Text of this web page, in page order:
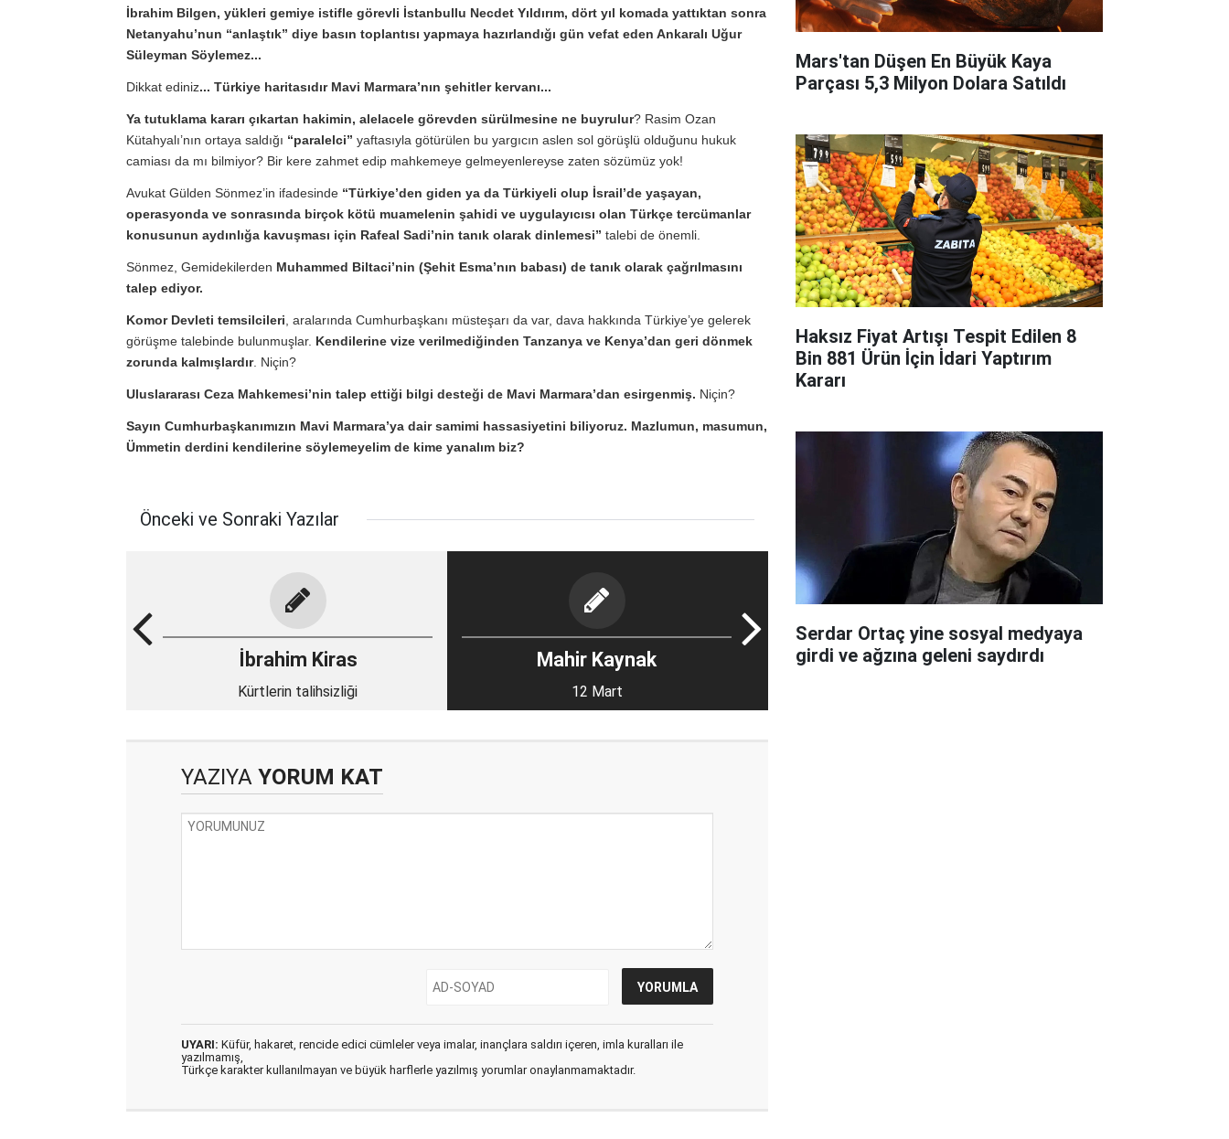
İbrahim Bilgen, yükleri gemiye istifle görevli İstanbullu Necdet Yıldırım, dört yıl komada yattıktan sonra
Netanyahu’nun “anlaştık” diye basın toplantısı yapmaya hazırlandığı gün vefat eden Ankaralı Uğur
Süleyman Söylemez...
Dikkat ediniz... Türkiye haritasıdır Mavi Marmara’nın şehitler kervanı...
Ya tutuklama kararı çıkartan hakimin, alelacele görevden sürülmesine ne buyrulur? Rasim Ozan
Kütahyalı’nın ortaya saldığı “paralelci” yaftasıyla götürülen bu yargıcın aslen sol görüşlü olduğunu hukuk
camiası da mı bilmiyor? Bir kere zahmet edip mahkemeye gelmeyenlereyse zaten sözümüz yok!
Avukat Gülden Sönmez’in ifadesinde “Türkiye’den giden ya da Türkiyeli olup İsrail’de yaşayan,
operasyonda ve sonrasında birçok kötü muamelenin şahidi ve uygulayıcısı olan Türkçe tercümanlar
konusunun aydınlığa kavuşması için Rafeal Sadi’nin tanık olarak dinlemesi” talebi de önemli.
Sönmez, Gemidekilerden Muhammed Biltaci’nin (Şehit Esma’nın babası) de tanık olarak çağrılmasını
talep ediyor.
Komor Devleti temsilcileri , aralarında Cumhurbaşkanı müsteşarı da var, dava hakkında Türkiye’ye gelerek
görüşme talebinde bulunmuşlar. Kendilerine vize verilmediğinden Tanzanya ve Kenya’dan geri dönmek
zorunda kalmışlardır. Niçin?
Uluslararası Ceza Mahkemesi’nin talep ettiği bilgi desteği de Mavi Marmara’dan esirgenmiş. Niçin?
Sayın Cumhurbaşkanımızın Mavi Marmara’ya dair samimi hassasiyetini biliyoruz. Mazlumun, masumun,
Ümmetin derdini kendilerine söylemeyelim de kime yanalım biz?
Önceki ve Sonraki Yazılar
İbrahim Kiras
Kürtlerin talihsizliği
Mahir Kaynak
12 Mart
YAZIYA YORUM KAT
UYARI: Küfür, hakaret, rencide edici cümleler veya imalar, inançlara saldırı içeren, imla kuralları ile
yazılmamış,
Türkçe karakter kullanılmayan ve büyük harflerle yazılmış yorumlar onaylanmamaktadır.
Mars'tan Düşen En Büyük Kaya
Parçası 5,3 Milyon Dolara Satıldı
Haksız Fiyat Artışı Tespit Edilen 8
Bin 881 Ürün İçin İdari Yaptırım
Kararı
Serdar Ortaç yine sosyal medyaya
girdi ve ağzına geleni saydırdı